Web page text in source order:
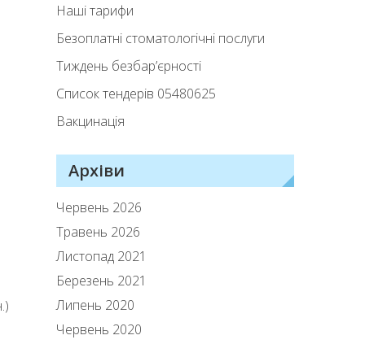
Наші тарифи
Безоплатні стоматологічні послуги
Тиждень безбар’єрності
Список тендерiв 05480625
Вакцинація
Архіви
Червень 2026
Травень 2026
Листопад 2021
Березень 2021
Липень 2020
Червень 2020